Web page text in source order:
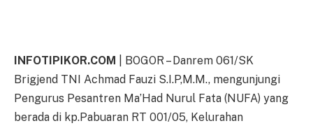
INFOTIPIKOR.COM
| BOGOR – Danrem 061/SK
Brigjend TNI Achmad Fauzi S.I.P,M.M., mengunjungi
Pengurus Pesantren Ma’Had Nurul Fata (NUFA) yang
berada di kp.Pabuaran RT 001/05, Kelurahan